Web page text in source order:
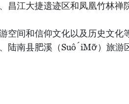
昌江大捷遗迹区和凤凰竹林禅
空间和信仰文化以及历史文化
陆南县肥溪（SuốiMỡ）旅游